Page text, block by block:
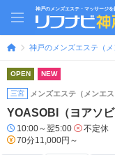
神戸のメンズエステ・マッサージを
神戸のメンズエステ（メ
OPEN NEW
三宮 メンズエステ（メンエス
YOASOBI（ヨアソビ
10:00～翌5:00
不定休
70分11,000円～